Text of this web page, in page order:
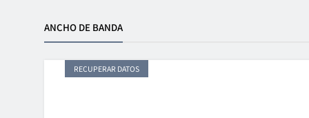
ANCHO DE BANDA
RECUPERAR DATOS